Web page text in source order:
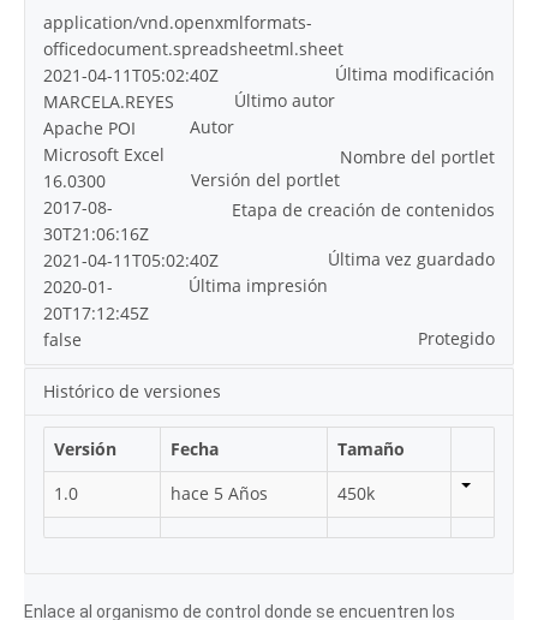
application/vnd.openxmlformats-
officedocument.spreadsheetml.sheet
Última modificación
2021-04-11T05:02:40Z
Último autor
MARCELA.REYES
Autor
Apache POI
Nombre del portlet
Microsoft Excel
Versión del portlet
16.0300
Etapa de creación de contenidos
2017-08-
30T21:06:16Z
Última vez guardado
2021-04-11T05:02:40Z
Última impresión
2020-01-
20T17:12:45Z
Protegido
false
Histórico de versiones
Versión Fecha
Tamaño
1.0
hace 5 Años 450k
Enlace al organismo de control donde se encuentren los